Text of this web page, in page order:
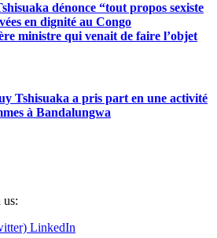
dénonce “tout propos sexiste
en dignité au Congo
ministre qui venait de faire l’objet
Tshisuaka a pris part en une activité
à Bandalungwa
us:
LinkedIn